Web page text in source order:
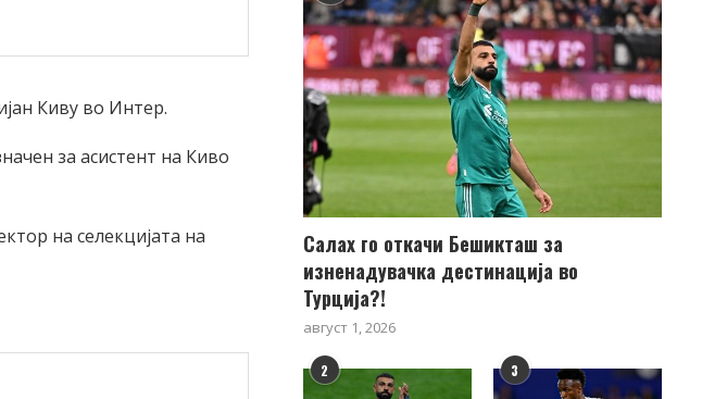
Киву во Интер.
за асистент на Киво
на селекцијата на
Салах го откачи Бешикташ за
изненадувачка дестинација во
Турција?!
август 1, 2026
2 3